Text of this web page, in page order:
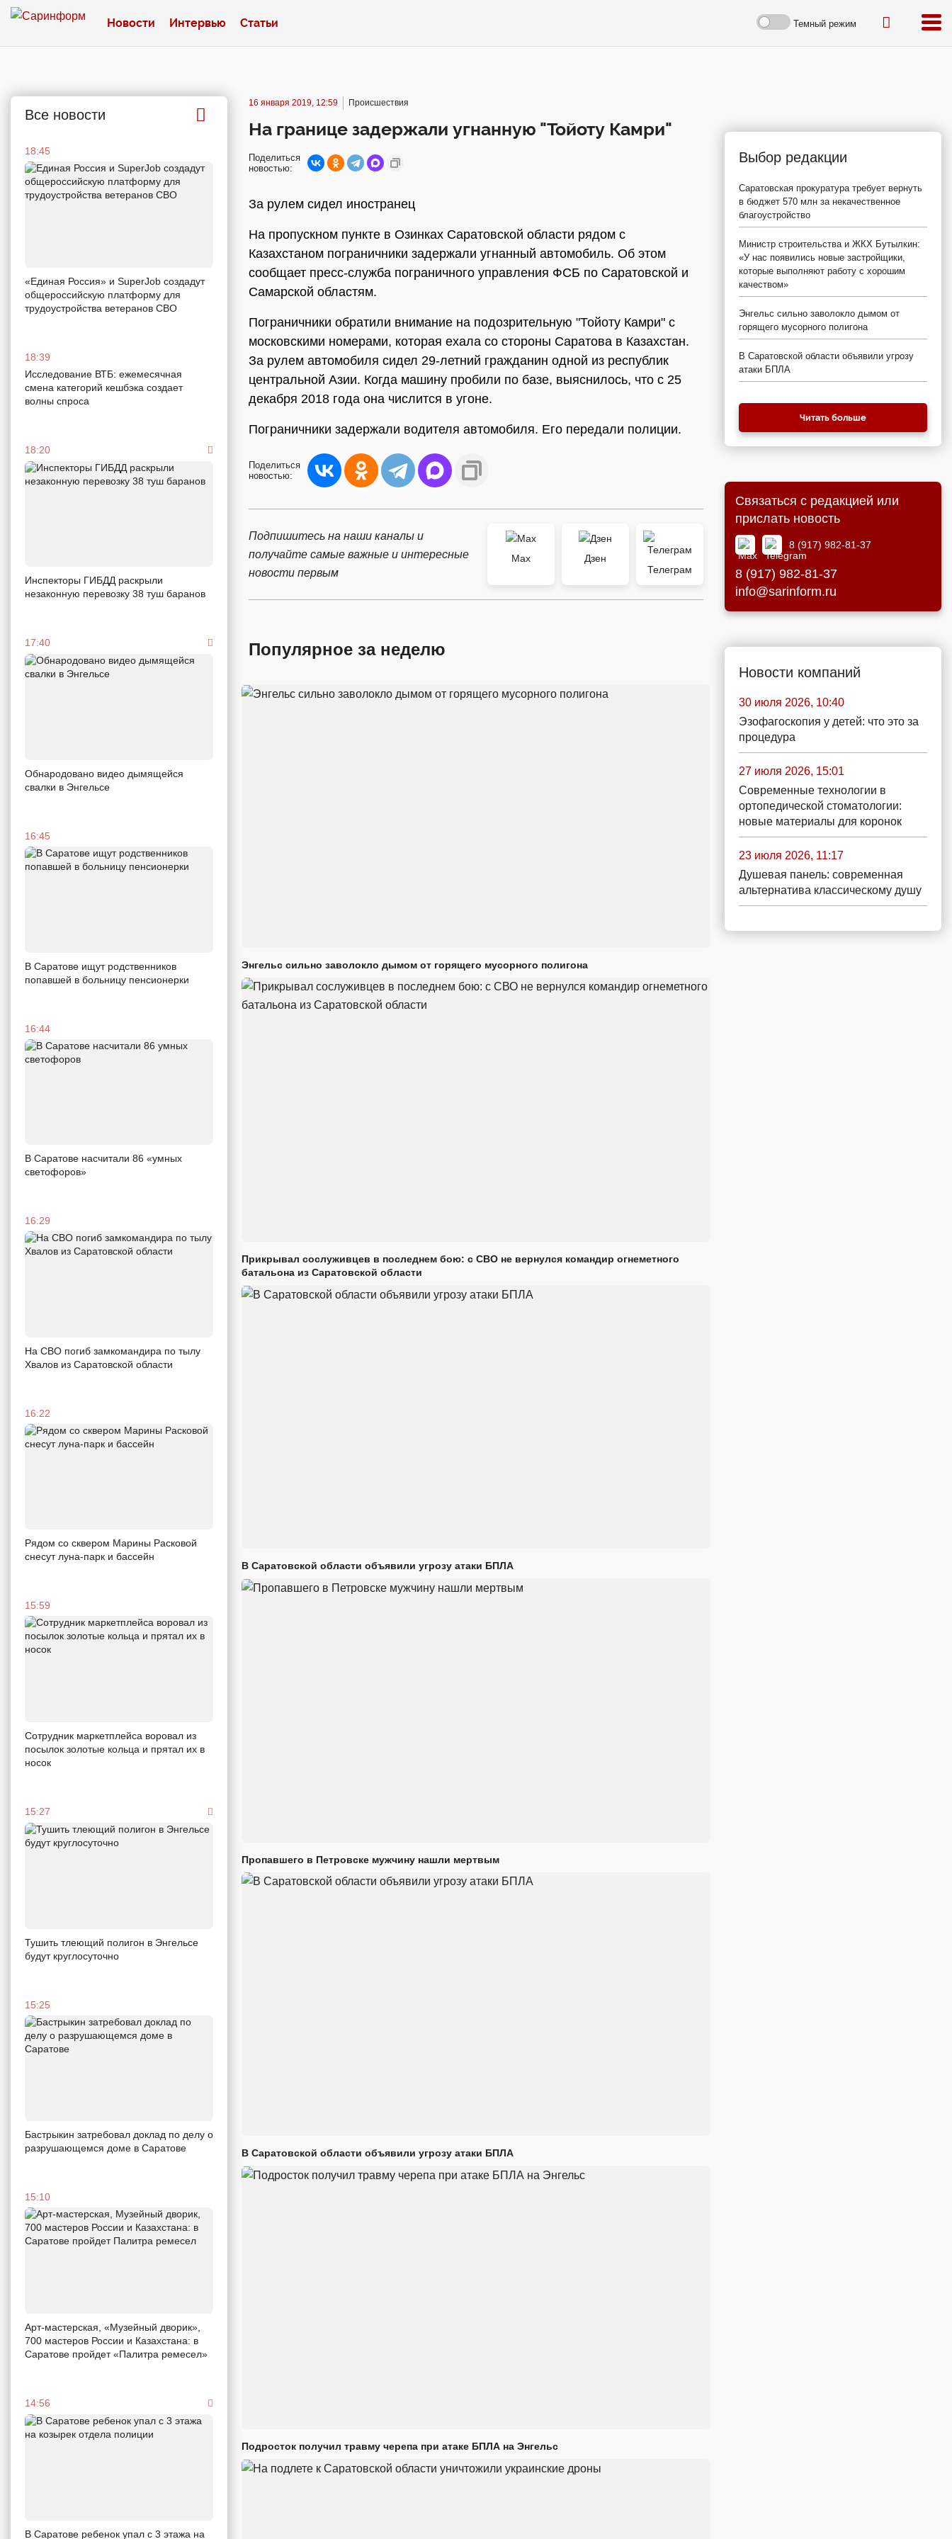
Новости Интервью Статьи Темный режим
Все новости
18:45
«Единая Россия» и SuperJob создадут
общероссийскую платформу для
трудоустройства ветеранов СВО
18:39
Исследование ВТБ: ежемесячная
смена категорий кешбэка создает
волны спроса
18:20
Инспекторы ГИБДД раскрыли
незаконную перевозку 38 туш баранов
17:40
Обнародовано видео дымящейся
свалки в Энгельсе
16:45
В Саратове ищут родственников
попавшей в больницу пенсионерки
16:44
В Саратове насчитали 86 «умных
светофоров»
16:29
На СВО погиб замкомандира по тылу
Хвалов из Саратовской области
16:22
Рядом со сквером Марины Расковой
снесут луна-парк и бассейн
15:59
Сотрудник маркетплейса воровал из
посылок золотые кольца и прятал их в
носок
15:27
Тушить тлеющий полигон в Энгельсе
будут круглосуточно
15:25
Бастрыкин затребовал доклад по делу о
разрушающемся доме в Саратове
15:10
Арт-мастерская, «Музейный дворик»,
700 мастеров России и Казахстана: в
Саратове пройдет «Палитра ремесел»
14:56
В Саратове ребенок упал с 3 этажа на
16 января 2019, 12:59 Происшествия
На границе задержали угнанную "Тойоту Камри"
Поделиться
новостью:
За рулем сидел иностранец
На пропускном пункте в Озинках Саратовской области рядом с
Казахстаном пограничники задержали угнанный автомобиль. Об этом
сообщает пресс-служба пограничного управления ФСБ по Саратовской и
Самарской областям.
Пограничники обратили внимание на подозрительную "Тойоту Камри" с
московскими номерами, которая ехала со стороны Саратова в Казахстан.
За рулем автомобиля сидел 29-летний гражданин одной из республик
центральной Азии. Когда машину пробили по базе, выяснилось, что с 25
декабря 2018 года она числится в угоне.
Пограничники задержали водителя автомобиля. Его передали полиции.
Поделиться
новостью:
Подпишитесь на наши каналы и
получайте самые важные и интересные
новости первым
Max
Дзен
Телеграм
Популярное за неделю
Энгельс сильно заволокло дымом от горящего мусорного полигона
Прикрывал сослуживцев в последнем бою: с СВО не вернулся командир огнеметного
батальона из Саратовской области
В Саратовской области объявили угрозу атаки БПЛА
Пропавшего в Петровске мужчину нашли мертвым
В Саратовской области объявили угрозу атаки БПЛА
Подросток получил травму черепа при атаке БПЛА на Энгельс
Выбор редакции
Саратовская прокуратура требует вернуть
в бюджет 570 млн за некачественное
благоустройство
Министр строительства и ЖКХ Бутылкин:
«У нас появились новые застройщики,
которые выполняют работу с хорошим
качеством»
Энгельс сильно заволокло дымом от
горящего мусорного полигона
В Саратовской области объявили угрозу
атаки БПЛА
Читать больше
Связаться с редакцией или
прислать новость
8 (917) 982-81-37
8 (917) 982-81-37
info@sarinform.ru
Новости компаний
30 июля 2026, 10:40
Эзофагоскопия у детей: что это за
процедура
27 июля 2026, 15:01
Современные технологии в
ортопедической стоматологии:
новые материалы для коронок
23 июля 2026, 11:17
Душевая панель: современная
альтернатива классическому душу